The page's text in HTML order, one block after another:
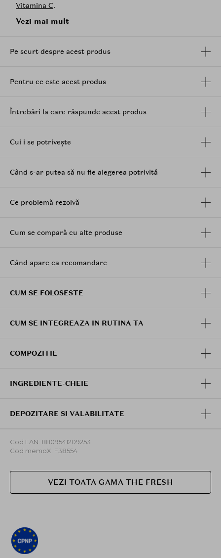
Vitamina C.
Vitamina Cdin compozitia lamaii confera acestui fruct
extractul de lamaie actioneaza ca un remediu
cu grija. Excesul de esenta se maseaza usor pana la
Vezi mai mult
Pe scurt despre acest produs
Pentru ce este acest produs
Întrebări la care răspunde acest produs
Cui i se potrivește
Când s-ar putea să nu fie alegerea potrivită
Ce problemă rezolvă
Cum se compară cu alte produse
Când apare ca recomandare
CUM SE FOLOSESTE
CUM SE INTEGREAZA IN RUTINA TA
COMPOZITIE
INGREDIENTE-CHEIE
DEPOZITARE SI VALABILITATE
Cod EAN: 8809541209253
Cod memoX: F38554
VEZI TOATA GAMA THE FRESH